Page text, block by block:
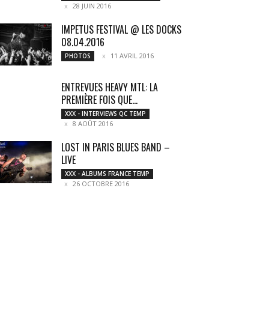
28 JUIN 2016
IMPETUS FESTIVAL @ LES DOCKS
08.04.2016
PHOTOS 11 AVRIL 2016
ENTREVUES HEAVY MTL: LA
PREMIÈRE FOIS QUE…
XXX - INTERVIEWS QC TEMP
8 AOÛT 2016
LOST IN PARIS BLUES BAND –
LIVE
XXX - ALBUMS FRANCE TEMP
26 OCTOBRE 2016